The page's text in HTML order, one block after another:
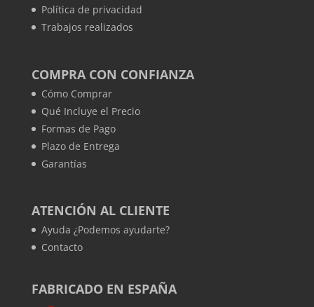
Política de privacidad
Trabajos realizados
COMPRA CON CONFIANZA
Cómo Comprar
Qué Incluye el Precio
Formas de Pago
Plazo de Entrega
Garantías
ATENCIÓN AL CLIENTE
Ayuda ¿Podemos ayudarte?
Contacto
FABRICADO EN ESPAÑA